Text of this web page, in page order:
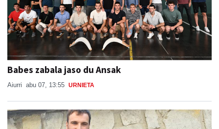
Babes zabala jaso du Ansak
Aiurri abu 07, 13:55 URNIETA